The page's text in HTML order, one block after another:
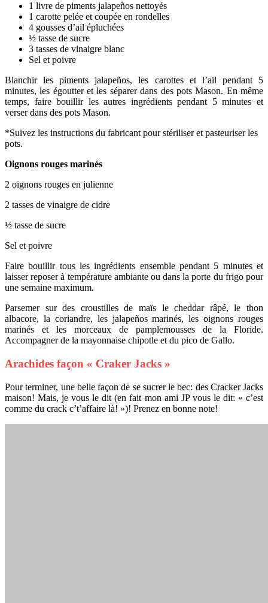
1 livre de piments jalapeños nettoyés
1 carotte pelée et coupée en rondelles
4 gousses d’ail épluchées
½ tasse de sucre
3 tasses de vinaigre blanc
Sel et poivre
Blanchir les piments jalapeños, les carottes et l’ail pendant 5
minutes, les égoutter et les séparer dans des pots Mason. En même
temps, faire bouillir les autres ingrédients pendant 5 minutes et
verser dans des pots Mason.
*Suivez les instructions du fabricant pour stériliser et pasteuriser les
pots.
Oignons rouges marinés
2 oignons rouges en julienne
2 tasses de vinaigre de cidre
½ tasse de sucre
Sel et poivre
Faire bouillir tous les ingrédients ensemble pendant 5 minutes et
laisser reposer à température ambiante ou dans la porte du frigo pour
une semaine maximum.
Parsemer sur des croustilles de maïs le cheddar râpé, le thon
albacore, la coriandre, les jalapeños marinés, les oignons rouges
marinés et les morceaux de pamplemousses de la Floride.
Accompagner de la mayonnaise chipotle et du pico de Gallo.
Arachides façon « Craker Jacks »
Pour terminer, une belle façon de se sucrer le bec: des Cracker Jacks
maison! Mais, je vous le dit (en fait mon ami JP vous le dit: « c’est
comme du crack c’t’affaire là! »)! Prenez en bonne note!